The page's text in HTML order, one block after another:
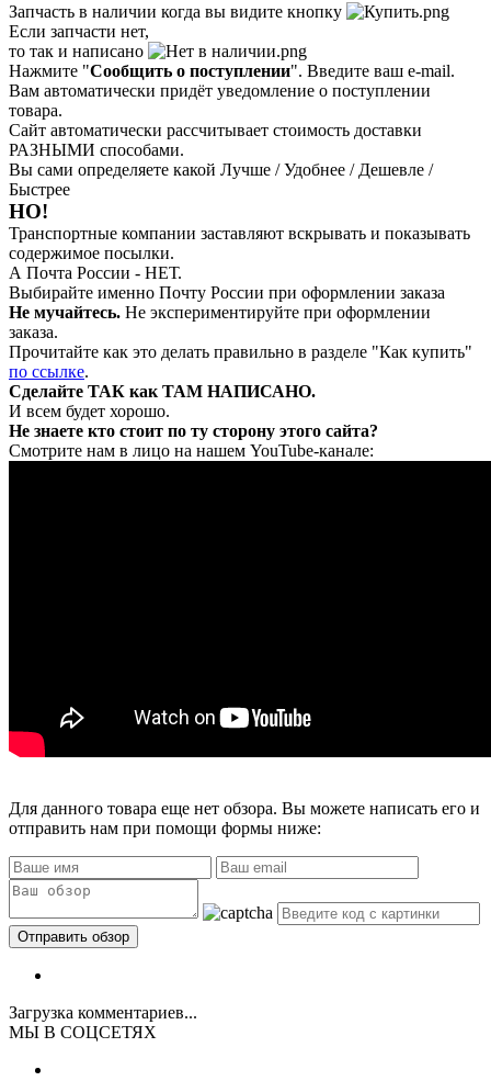
Запчасть в наличии когда вы видите кнопку
Если запчасти нет,
то так и написано
Нажмите "Сообщить о поступлении". Введите ваш e-mail.
Вам автоматически придёт уведомление о поступлении
товара.
Сайт автоматически рассчитывает стоимость доставки
РАЗНЫМИ способами.
Вы сами определяете какой Лучше / Удобнее / Дешевле /
Быстрее
НО!
Транспортные компании заставляют вскрывать и показывать
содержимое посылки.
А Почта России - НЕТ.
Выбирайте именно Почту России при оформлении заказа
Не мучайтесь. Не экспериментируйте при оформлении
заказа.
Прочитайте как это делать правильно в разделе "Как купить"
по ссылке.
Сделайте ТАК как ТАМ НАПИСАНО.
И всем будет хорошо.
Не знаете кто стоит по ту сторону этого сайта?
Смотрите нам в лицо на нашем YouTube-канале:
Для данного товара еще нет обзора. Вы можете написать его и
отправить нам при помощи формы ниже:
Загрузка комментариев...
МЫ В СОЦСЕТЯХ